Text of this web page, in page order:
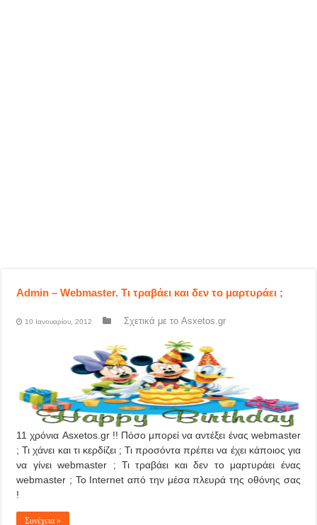
Admin – Webmaster. Τι τραβάει και δεν το μαρτυράει ;
10 Ιανουαρίου, 2012 Σχετικά με το Asxetos.gr
11 χρόνια Asxetos.gr !! Πόσο μπορεί να αντέξει ένας webmaster
; Τι χάνει και τι κερδίζει ; Τι προσόντα πρέπει να έχει κάποιος για
να γίνει webmaster ; Τι τραβάει και δεν το μαρτυράει ένας
webmaster ; Το Internet από την μέσα πλευρά της οθόνης σας
!
Συνέχεια »